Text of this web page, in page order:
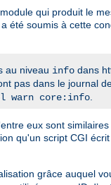
qui produit le
été soumis à cette
au niveau info dans
pas dans le journal
warn core:info.
eux sont
qu'un script CGI
grâce auquel